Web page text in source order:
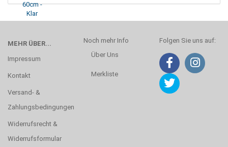
MEHR ÜBER...
Impressum
Kontakt
Versand- &
Zahlungsbedingungen
Widerrufsrecht &
Widerrufsformular
Noch mehr Info
Über Uns
Merkliste
Folgen Sie uns auf: